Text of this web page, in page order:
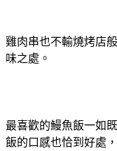
雞肉串也不輸燒烤店
味之處。
最喜歡的鰻魚飯一如
飯的口感也恰到好處